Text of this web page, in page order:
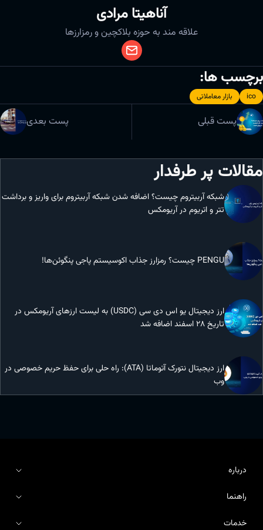
آناهیتا مرادی
علاقه مند به حوزه بلاکچین و رمزارزها
برچسب ها:
ico بازار معاملاتی
پست قبلی پست بعدی
مقالات پر طرفدار
شبکه آربیتروم چیست؟ اضافه شدن شبکه آربیتروم برای واریز و برداشت
تتر و اتریوم در آریومکس
PENGU چیست؟ رمزارز جذاب اکوسیستم پاجی پنگوئن‌ها!
ارز دیجیتال یو اس دی سی (USDC) به لیست ارزهای آریومکس در
تاریخ 28 اسفند اضافه شد
ارز دیجیتال نتورک آتوماتا (ATA): راه حلی برای حفظ حریم خصوصی در
وب
درباره
درباره آریومکس
بلاگ آریومکس
راهنما
اطلاعیه‌ها
خدمات